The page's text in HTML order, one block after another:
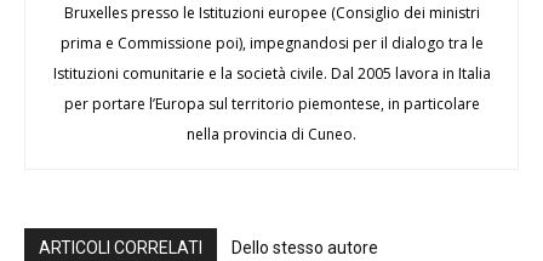
Bruxelles presso le Istituzioni europee (Consiglio dei ministri
prima e Commissione poi), impegnandosi per il dialogo tra le
Istituzioni comunitarie e la società civile. Dal 2005 lavora in Italia
per portare l’Europa sul territorio piemontese, in particolare
nella provincia di Cuneo.
ARTICOLI CORRELATI Dello stesso autore